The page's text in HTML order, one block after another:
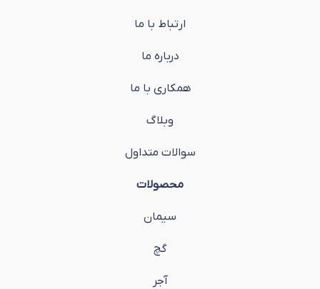
ارتباط با ما
درباره ما
همکاری با ما
وبلاگ
سوالات متداول
محصولات
سیمان
گچ
آجر